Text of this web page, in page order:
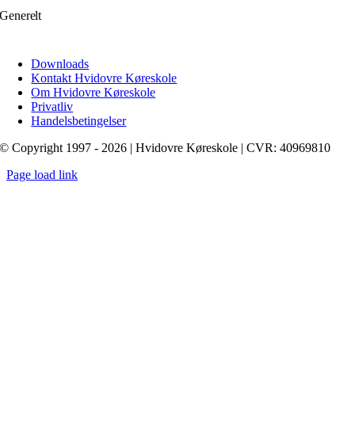
Generelt
Downloads
Kontakt Hvidovre Køreskole
Om Hvidovre Køreskole
Privatliv
Handelsbetingelser
© Copyright 1997 - 2026 | Hvidovre Køreskole | CVR: 40969810
Page load link